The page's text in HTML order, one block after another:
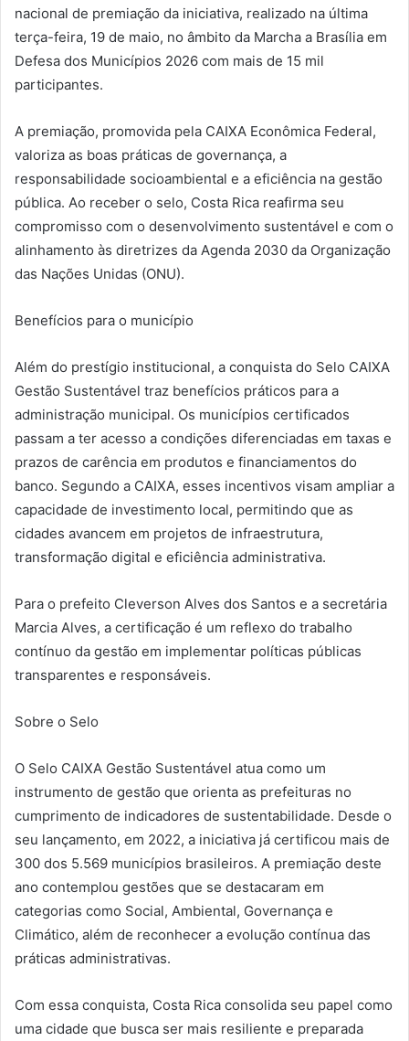
nacional de premiação da iniciativa, realizado na última
terça-feira, 19 de maio, no âmbito da Marcha a Brasília em
Defesa dos Municípios 2026 com mais de 15 mil
participantes.
A premiação, promovida pela CAIXA Econômica Federal,
valoriza as boas práticas de governança, a
responsabilidade socioambiental e a eficiência na gestão
pública. Ao receber o selo, Costa Rica reafirma seu
compromisso com o desenvolvimento sustentável e com o
alinhamento às diretrizes da Agenda 2030 da Organização
das Nações Unidas (ONU).
Benefícios para o município
Além do prestígio institucional, a conquista do Selo CAIXA
Gestão Sustentável traz benefícios práticos para a
administração municipal. Os municípios certificados
passam a ter acesso a condições diferenciadas em taxas e
prazos de carência em produtos e financiamentos do
banco. Segundo a CAIXA, esses incentivos visam ampliar a
capacidade de investimento local, permitindo que as
cidades avancem em projetos de infraestrutura,
transformação digital e eficiência administrativa.
Para o prefeito Cleverson Alves dos Santos e a secretária
Marcia Alves, a certificação é um reflexo do trabalho
contínuo da gestão em implementar políticas públicas
transparentes e responsáveis.
Sobre o Selo
O Selo CAIXA Gestão Sustentável atua como um
instrumento de gestão que orienta as prefeituras no
cumprimento de indicadores de sustentabilidade. Desde o
seu lançamento, em 2022, a iniciativa já certificou mais de
300 dos 5.569 municípios brasileiros. A premiação deste
ano contemplou gestões que se destacaram em
categorias como Social, Ambiental, Governança e
Climático, além de reconhecer a evolução contínua das
práticas administrativas.
Com essa conquista, Costa Rica consolida seu papel como
uma cidade que busca ser mais resiliente e preparada